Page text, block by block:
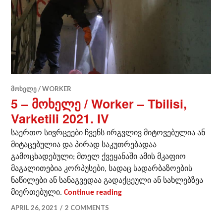
ᲛᲝᲮᲔᲚᲔ / WORKER
5 – მოხელე / Worker – Tbilisi,
Varketili 2021. IV
საერთო სივრცეები ჩვენს ირგვლივ მიტოვებულია ან
მიტაცებულია და პირად საკუთრებადაა
გამოცხადებული; მთელ ქვეყანაში ამის მკაფიო
მაგალითებია კორპუსები, სადაც სადარბაზოების
ნაწილები ან სანაგვედაა გადაქცეული ან სახლებზეა
მიერთებული.Continue reading5 – მოხელე / Worker –
APRIL 26, 2021
2 COMMENTS